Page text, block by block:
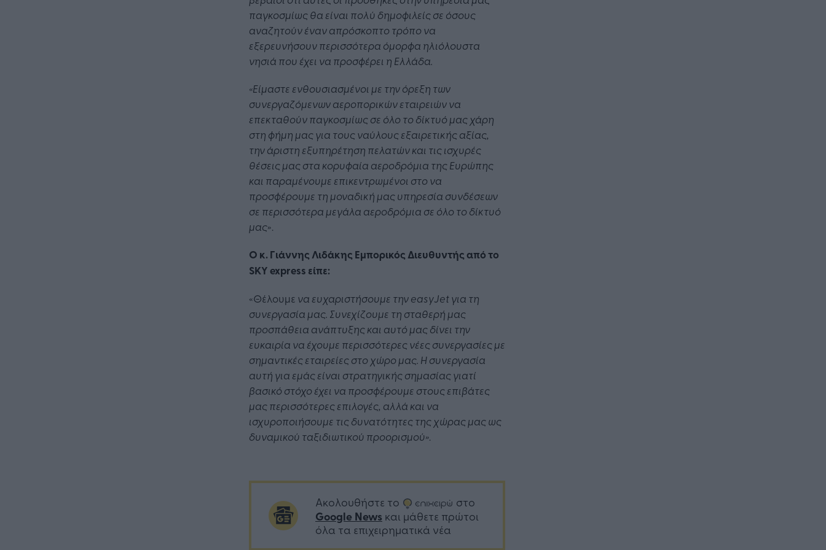
παγκοσμίως θα είναι πολύ δημοφιλείς σε όσους
αναζητούν έναν απρόσκοπτο τρόπο να
εξερευνήσουν περισσότερα όμορφα ηλιόλουστα
νησιά που έχει να προσφέρει η Ελλάδα.
«Είμαστε ενθουσιασμένοι με την όρεξη των
συνεργαζόμενων αεροπορικών εταιρειών να
επεκταθούν παγκοσμίως σε όλο το δίκτυό μας χάρη
στη φήμη μας για τους ναύλους εξαιρετικής αξίας,
την άριστη εξυπηρέτηση πελατών και τις ισχυρές
θέσεις μας στα κορυφαία αεροδρόμια της Ευρώπης
και παραμένουμε επικεντρωμένοι στο να
προσφέρουμε τη μοναδική μας υπηρεσία συνδέσεων
σε περισσότερα μεγάλα αεροδρόμια σε όλο το δίκτυό
μας».
Ο κ. Γιάννης Λιδάκης Εμπορικός Διευθυντής από το
SKY express είπε:
«Θέλουμε να ευχαριστήσουμε τηνeasyJetγια τη
συνεργασία μας. Συνεχίζουμε τη σταθερή μας
προσπάθεια ανάπτυξης και αυτό μας δίνει την
ευκαιρία να έχουμε περισσότερες νέες συνεργασίες με
σημαντικές εταιρείες στο χώρο μας. Η συνεργασία
αυτή για εμάς είναι στρατηγικής σημασίας γιατί
βασικό στόχο έχει να προσφέρουμε στους επιβάτες
μας περισσότερες επιλογές, αλλά και να
ισχυροποιήσουμε τις δυνατότητες της χώρας μας ως
δυναμικού ταξιδιωτικού προορισμού».
Ακολουθήστε το στο
Google News και μάθετε πρώτοι
όλα τα επιχειρηματικά νέα